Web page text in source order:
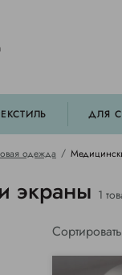
ДЛЯ
одежда
экраны 1